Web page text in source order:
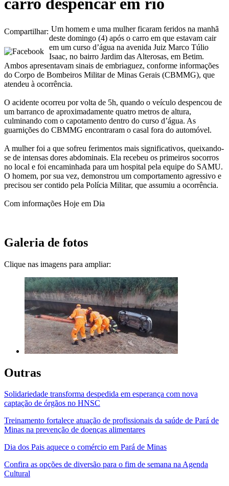
carro despencar em rio
Compartilhar: Um homem e uma mulher ficaram feridos na manhã
deste domingo (4) após o carro em que estavam cair
em um curso d’água na avenida Juiz Marco Túlio
Isaac, no bairro Jardim das Alterosas, em Betim.
Ambos apresentavam sinais de embriaguez, conforme informações
do Corpo de Bombeiros Militar de Minas Gerais (CBMMG), que
atendeu à ocorrência.
O acidente ocorreu por volta de 5h, quando o veículo despencou de
um barranco de aproximadamente quatro metros de altura,
culminando com o capotamento dentro do curso d’água. As
guarnições do CBMMG encontraram o casal fora do automóvel.
A mulher foi a que sofreu ferimentos mais significativos, queixando-
se de intensas dores abdominais. Ela recebeu os primeiros socorros
no local e foi encaminhada para um hospital pela equipe do SAMU.
O homem, por sua vez, demonstrou um comportamento agressivo e
precisou ser contido pela Polícia Militar, que assumiu a ocorrência.
Com informações Hoje em Dia
Galeria de fotos
Clique nas imagens para ampliar:
Outras
Solidariedade transforma despedida em esperança com nova
captação de órgãos no HNSC
Treinamento fortalece atuação de profissionais da saúde de Pará de
Minas na prevenção de doenças alimentares
Dia dos Pais aquece o comércio em Pará de Minas
Confira as opções de diversão para o fim de semana na Agenda
Cultural